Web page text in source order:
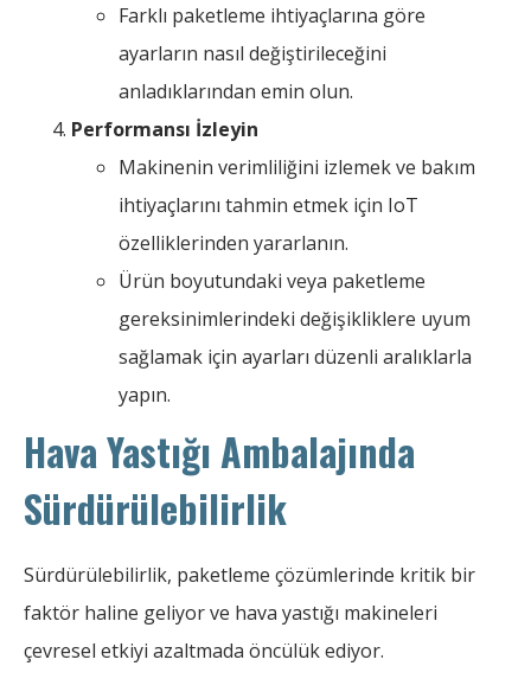
Farklı paketleme ihtiyaçlarına göre
ayarların nasıl değiştirileceğini
anladıklarından emin olun.
Performansı İzleyin
Makinenin verimliliğini izlemek ve bakım
ihtiyaçlarını tahmin etmek için IoT
özelliklerinden yararlanın.
Ürün boyutundaki veya paketleme
gereksinimlerindeki değişikliklere uyum
sağlamak için ayarları düzenli aralıklarla
yapın.
Hava Yastığı Ambalajında ​​
Sürdürülebilirlik
Sürdürülebilirlik, paketleme çözümlerinde kritik bir
faktör haline geliyor ve hava yastığı makineleri
çevresel etkiyi azaltmada öncülük ediyor.